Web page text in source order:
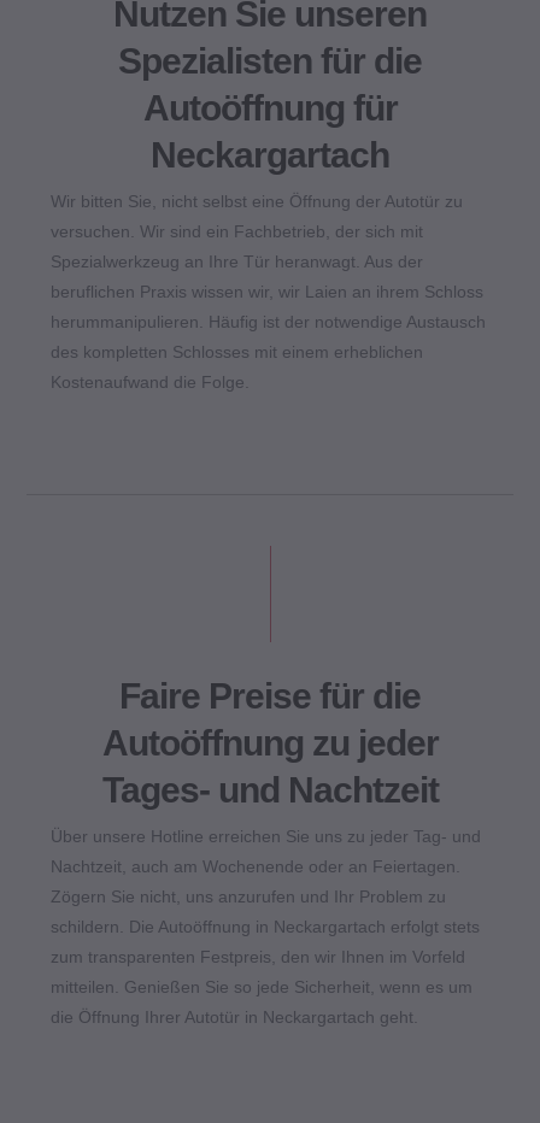
Nutzen Sie unseren
Spezialisten für die
Autoöffnung für
Neckargartach
Wir bitten Sie, nicht selbst eine Öffnung der Autotür zu
versuchen. Wir sind ein Fachbetrieb, der sich mit
Spezialwerkzeug an Ihre Tür heranwagt. Aus der
beruflichen Praxis wissen wir, wir Laien an ihrem Schloss
herummanipulieren. Häufig ist der notwendige Austausch
des kompletten Schlosses mit einem erheblichen
Kostenaufwand die Folge.
Faire Preise für die
Autoöffnung zu jeder
Tages- und Nachtzeit
Über unsere Hotline erreichen Sie uns zu jeder Tag- und
Nachtzeit, auch am Wochenende oder an Feiertagen.
Zögern Sie nicht, uns anzurufen und Ihr Problem zu
schildern. Die Autoöffnung in Neckargartach erfolgt stets
zum transparenten Festpreis, den wir Ihnen im Vorfeld
mitteilen. Genießen Sie so jede Sicherheit, wenn es um
die Öffnung Ihrer Autotür in Neckargartach geht.